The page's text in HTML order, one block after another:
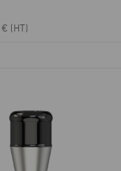
€ (HT)